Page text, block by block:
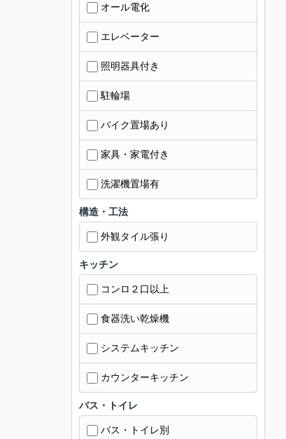
オール電化
エレベーター
照明器具付き
駐輪場
バイク置場あり
家具・家電付き
洗濯機置場有
構造・工法
外観タイル張り
キッチン
コンロ２口以上
食器洗い乾燥機
システムキッチン
カウンターキッチン
バス・トイレ
バス・トイレ別